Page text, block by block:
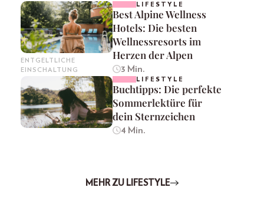
ENTGELTLICHE
EINSCHALTUNG
LIFESTYLE
Best Alpine Wellness
Hotels: Die besten
Wellnessresorts im
Herzen der Alpen
3 Min.
LIFESTYLE
Buchtipps: Die perfekte
Sommerlektüre für
dein Sternzeichen
4 Min.
MEHR ZU LIFESTYLE